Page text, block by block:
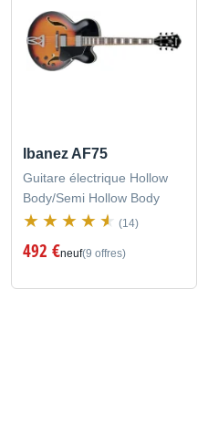
Ibanez AF75
Guitare électrique Hollow
Body/Semi Hollow Body
(14)
492 €neuf(9 offres)